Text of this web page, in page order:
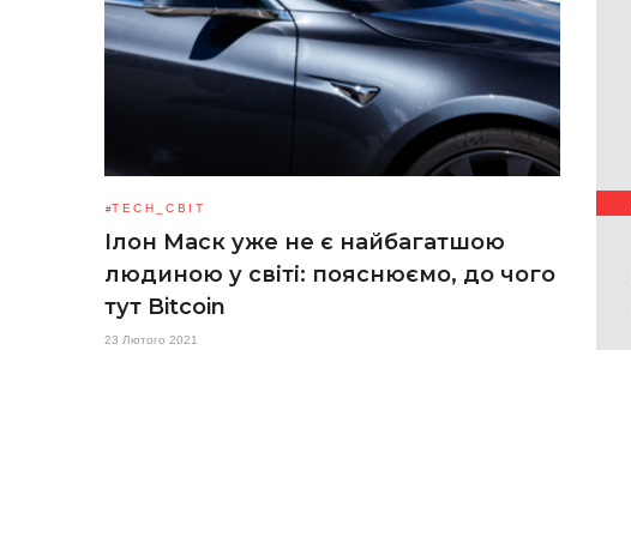
TECH_СВІТ
Ілон Маск уже не є найбагатшою
людиною у світі: пояснюємо, до чого
тут Bitcoin
23 Лютого 2021